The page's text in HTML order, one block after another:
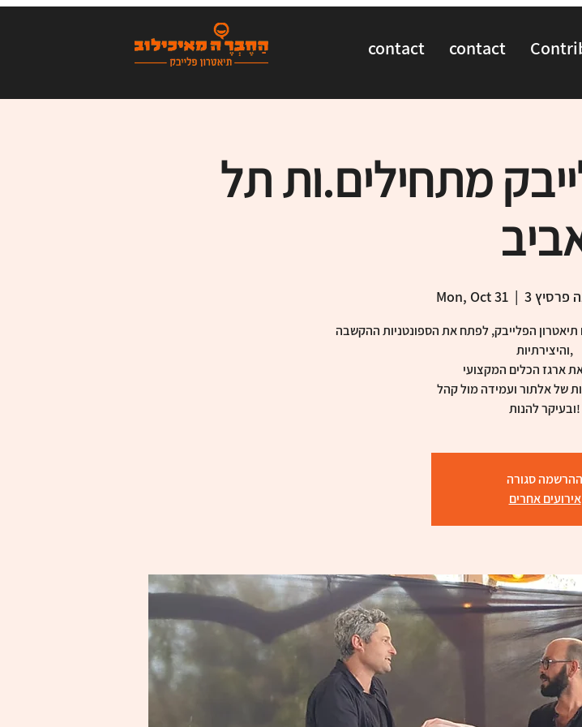
contact contact
מתחילים.ות תל
Mon, Oct 31
  |
פרסיץ 3
תיאטרון הפלייבק, לפתח את הספונטניות ההקשבה
והיצירתיות,
ארגז הכלים המקצועי,
של אלתור ועמידה מול קהל,
ובעיקר להנות!
ההרשמה סגורה
אירועים אחרים